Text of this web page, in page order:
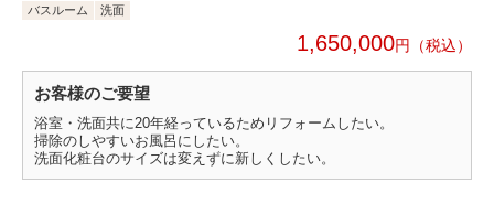
バスルーム 洗面
1,650,000円
お客様のご要望
浴室・洗面共に20年経っているためリフォームしたい。
掃除のしやすいお風呂にしたい。
洗面化粧台のサイズは変えずに新しくしたい。